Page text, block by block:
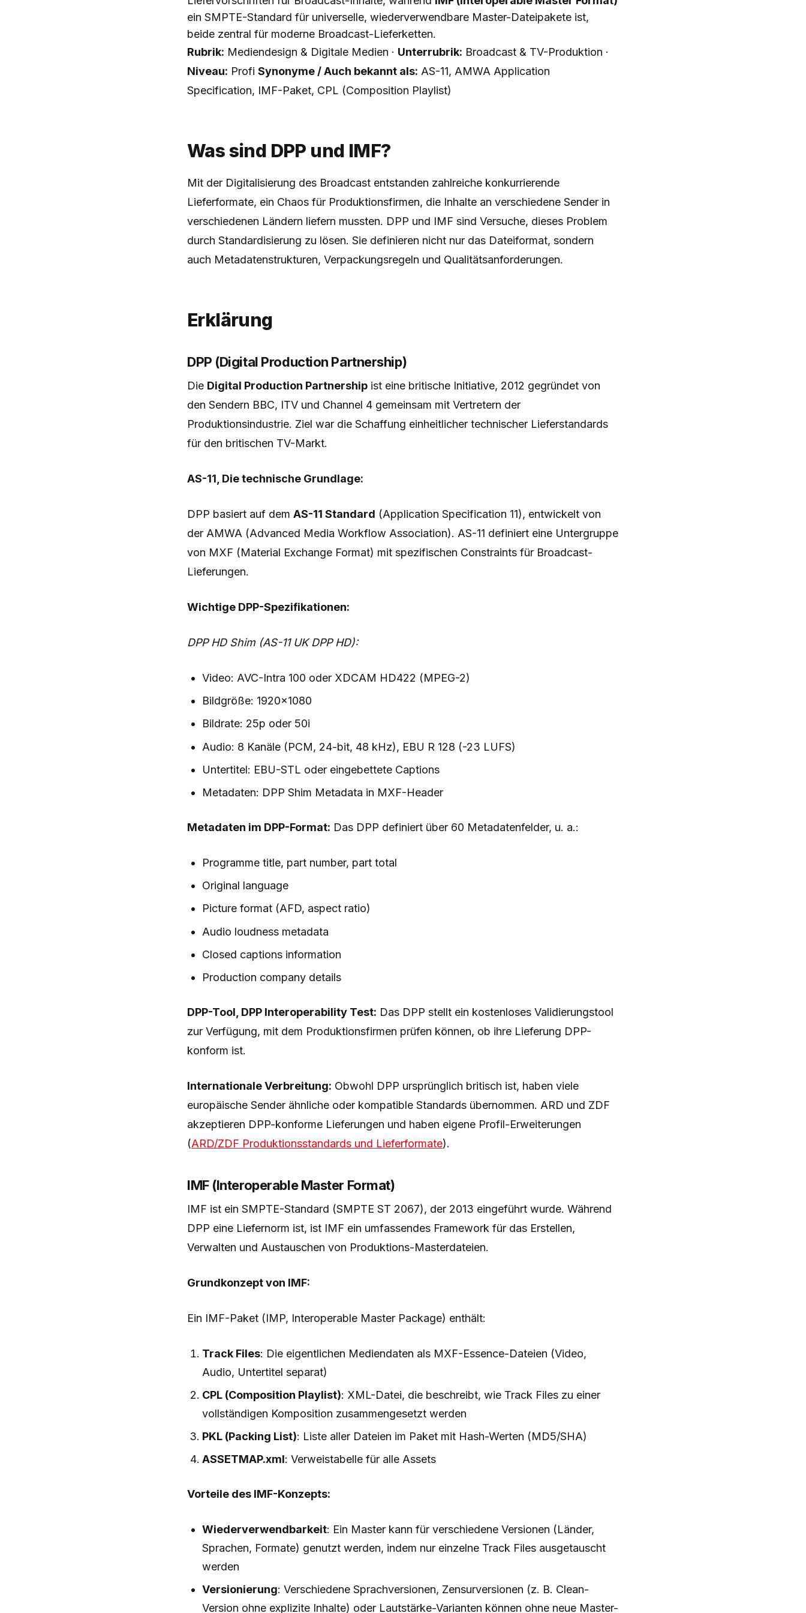
ein SMPTE-Standard für universelle, wiederverwendbare Master-Dateipakete ist,
beide zentral für moderne Broadcast-Lieferketten.
Rubrik: Mediendesign & Digitale Medien · Unterrubrik: Broadcast & TV-Produktion ·
Niveau: Profi Synonyme / Auch bekannt als: AS-11, AMWA Application
Specification, IMF-Paket, CPL (Composition Playlist)
Was sind DPP und IMF?
Mit der Digitalisierung des Broadcast entstanden zahlreiche konkurrierende
Lieferformate, ein Chaos für Produktionsfirmen, die Inhalte an verschiedene Sender in
verschiedenen Ländern liefern mussten. DPP und IMF sind Versuche, dieses Problem
durch Standardisierung zu lösen. Sie definieren nicht nur das Dateiformat, sondern
auch Metadatenstrukturen, Verpackungsregeln und Qualitätsanforderungen.
Erklärung
DPP (Digital Production Partnership)
Die Digital Production Partnership ist eine britische Initiative, 2012 gegründet von
den Sendern BBC, ITV und Channel 4 gemeinsam mit Vertretern der
Produktionsindustrie. Ziel war die Schaffung einheitlicher technischer Lieferstandards
für den britischen TV-Markt.
AS-11, Die technische Grundlage:
DPP basiert auf dem AS-11 Standard (Application Specification 11), entwickelt von
der AMWA (Advanced Media Workflow Association). AS-11 definiert eine Untergruppe
von MXF (Material Exchange Format) mit spezifischen Constraints für Broadcast-
Lieferungen.
Wichtige DPP-Spezifikationen:
DPP HD Shim (AS-11 UK DPP HD):
Video: AVC-Intra 100 oder XDCAM HD422 (MPEG-2)
Bildgröße: 1920×1080
Bildrate: 25p oder 50i
Audio: 8 Kanäle (PCM, 24-bit, 48 kHz), EBU R 128 (-23 LUFS)
Untertitel: EBU-STL oder eingebettete Captions
Metadaten: DPP Shim Metadata in MXF-Header
Metadaten im DPP-Format: Das DPP definiert über 60 Metadatenfelder, u. a.:
Programme title, part number, part total
Original language
Picture format (AFD, aspect ratio)
Audio loudness metadata
Closed captions information
Production company details
DPP-Tool, DPP Interoperability Test: Das DPP stellt ein kostenloses Validierungstool
zur Verfügung, mit dem Produktionsfirmen prüfen können, ob ihre Lieferung DPP-
konform ist.
Internationale Verbreitung: Obwohl DPP ursprünglich britisch ist, haben viele
europäische Sender ähnliche oder kompatible Standards übernommen. ARD und ZDF
akzeptieren DPP-konforme Lieferungen und haben eigene Profil-Erweiterungen
(ARD/ZDF Produktionsstandards und Lieferformate).
IMF (Interoperable Master Format)
IMF ist ein SMPTE-Standard (SMPTE ST 2067), der 2013 eingeführt wurde. Während
DPP eine Liefernorm ist, ist IMF ein umfassendes Framework für das Erstellen,
Verwalten und Austauschen von Produktions-Masterdateien.
Grundkonzept von IMF:
Ein IMF-Paket (IMP, Interoperable Master Package) enthält:
Track Files: Die eigentlichen Mediendaten als MXF-Essence-Dateien (Video,
Audio, Untertitel separat)
CPL (Composition Playlist): XML-Datei, die beschreibt, wie Track Files zu einer
vollständigen Komposition zusammengesetzt werden
PKL (Packing List): Liste aller Dateien im Paket mit Hash-Werten (MD5/SHA)
ASSETMAP.xml: Verweistabelle für alle Assets
Vorteile des IMF-Konzepts:
Wiederverwendbarkeit: Ein Master kann für verschiedene Versionen (Länder,
Sprachen, Formate) genutzt werden, indem nur einzelne Track Files ausgetauscht
werden
Versionierung: Verschiedene Sprachversionen, Zensurversionen (z. B. Clean-
Version ohne explizite Inhalte) oder Lautstärke-Varianten können ohne neue Master-